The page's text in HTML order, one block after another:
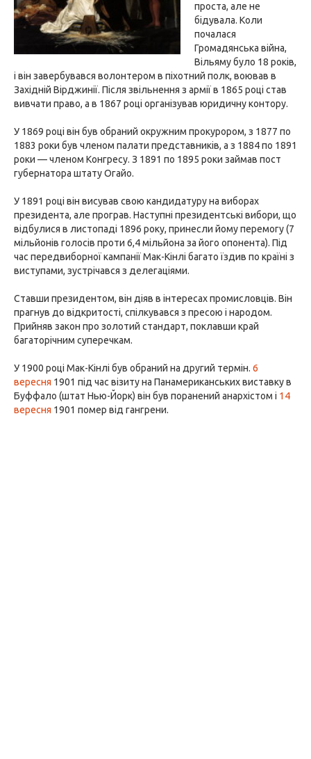
проста, але не
бідувала. Коли
почалася
Громадянська війна,
Вільяму було 18 років,
і він завербувався волонтером в піхотний полк, воював в
Західній Вірджинії. Після звільнення з армії в 1865 році став
вивчати право, а в 1867 році організував юридичну контору.
У 1869 році він був обраний окружним прокурором, з 1877 по
1883 роки був членом палати представників, а з 1884 по 1891
роки — членом Конгресу. З 1891 по 1895 роки займав пост
губернатора штату Огайо.
У 1891 році він висував свою кандидатуру на виборах
президента, але програв. Наступні президентські вибори, що
відбулися в листопаді 1896 року, принесли йому перемогу (7
мільйонів голосів проти 6,4 мільйона за його опонента). Під
час передвиборної кампанії Мак-Кінлі багато їздив по країні з
виступами, зустрічався з делегаціями.
Ставши президентом, він діяв в інтересах промисловців. Він
прагнув до відкритості, спілкувався з пресою і народом.
Прийняв закон про золотий стандарт, поклавши край
багаторічним суперечкам.
У 1900 році Мак-Кінлі був обраний на другий термін. 6
вересня 1901 під час візиту на Панамериканських виставку в
Буффало (штат Нью-Йорк) він був поранений анархістом і 14
вересня 1901 помер від гангрени.